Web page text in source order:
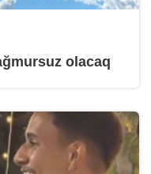
olacaq